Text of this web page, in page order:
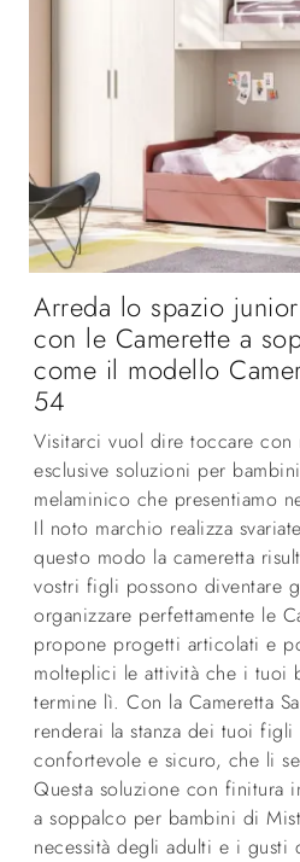
Arreda lo spazio
con le Camerette a
come il modello
54
Visitarci vuol dire toccare con
esclusive soluzioni per
melaminico che presentiamo
Il noto marchio realizza
questo modo la cameretta
vostri figli possono diventare
organizzare perfettamente le
propone progetti articolati e
molteplici le attività che i tuoi
termine lì. Con la Cameretta
renderai la stanza dei tuoi
confortevole e sicuro, che li
Questa soluzione con finitura
a soppalco per bambini di
necessità degli adulti e i gusti